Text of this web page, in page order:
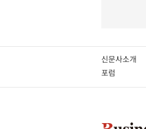
신문사소개
포럼